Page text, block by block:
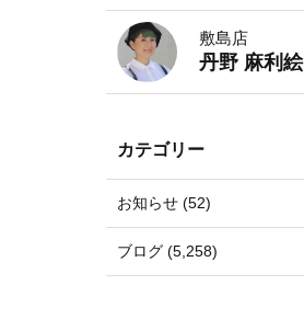
敷島店
丹野 麻利絵
カテゴリー
お知らせ (52)
ブログ (5,258)